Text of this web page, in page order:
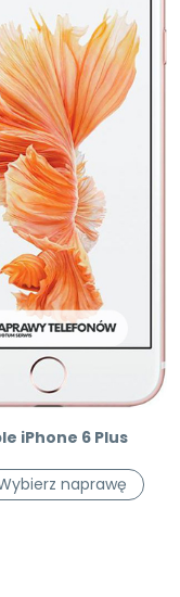
iPhone 6 Plus
naprawę